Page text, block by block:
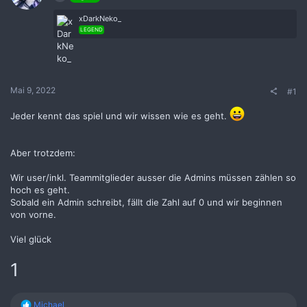
m
xDarkNeko_
LEGEND
Mai 9, 2022 #1
Jeder kennt das spiel und wir wissen wie es geht.
Aber trotzdem:
Wir user/inkl. Teammitglieder ausser die Admins müssen zählen so
hoch es geht.
Sobald ein Admin schreibt, fällt die Zahl auf 0 und wir beginnen
von vorne.
Viel glück
1
R
Michael